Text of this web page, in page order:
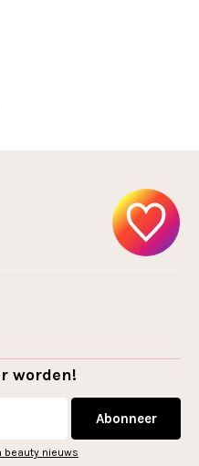
worden!
Abonneer
beauty nieuws